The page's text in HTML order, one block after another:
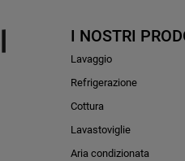
I NOSTRI
Lavaggio
Refrigerazione
Cottura
Lavastoviglie
Aria condizionata